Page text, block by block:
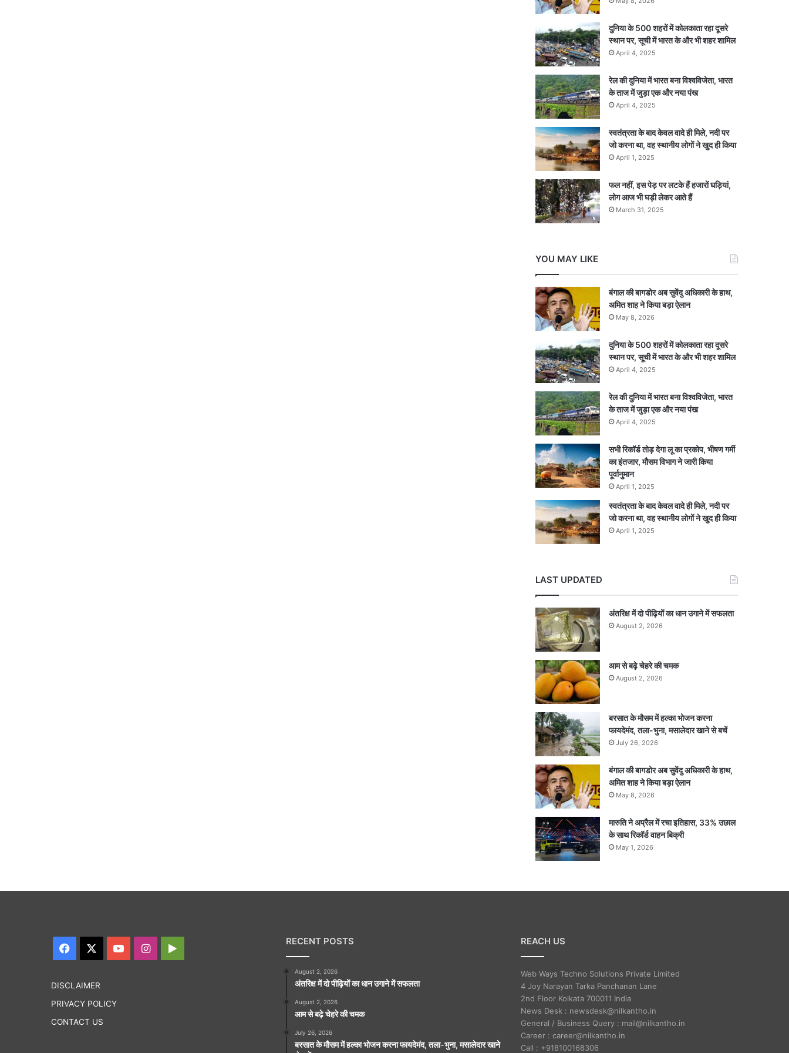
दुनिया के 500 शहरों में कोलकाता रहा दूसरे
स्थान पर, सूची में भारत के और भी शहर शामिल
April 4, 2025
रेल की दुनिया में भारत बना विश्वविजेता, भारत
के ताज में जुड़ा एक और नया पंख
April 4, 2025
स्वतंत्रता के बाद केवल वादे ही मिले, नदी पर
जो करना था, वह स्थानीय लोगों ने खुद ही किया
April 1, 2025
फल नहीं, इस पेड़ पर लटके हैं हजारों घड़ियां,
लोग आज भी घड़ी लेकर आते हैं
March 31, 2025
YOU MAY LIKE
बंगाल की बागडोर अब सुवेंदु अधिकारी के हाथ,
अमित शाह ने किया बड़ा ऐलान
May 8, 2026
दुनिया के 500 शहरों में कोलकाता रहा दूसरे
स्थान पर, सूची में भारत के और भी शहर शामिल
April 4, 2025
रेल की दुनिया में भारत बना विश्वविजेता, भारत
के ताज में जुड़ा एक और नया पंख
April 4, 2025
सभी रिकॉर्ड तोड़ देगा लू का प्रकोप, भीषण गर्मी
का इंतजार, मौसम विभाग ने जारी किया
पूर्वानुमान
April 1, 2025
स्वतंत्रता के बाद केवल वादे ही मिले, नदी पर
जो करना था, वह स्थानीय लोगों ने खुद ही किया
April 1, 2025
LAST UPDATED
अंतरिक्ष में दो पीढ़ियों का धान उगाने में सफलता
August 2, 2026
आम से बढ़े चेहरे की चमक
August 2, 2026
बरसात के मौसम में हल्का भोजन करना
फायदेमंद, तला-भुना, मसालेदार खाने से बचें
July 26, 2026
बंगाल की बागडोर अब सुवेंदु अधिकारी के हाथ,
अमित शाह ने किया बड़ा ऐलान
May 8, 2026
मारुति ने अप्रैल में रचा इतिहास, 33% उछाल
के साथ रिकॉर्ड वाहन बिक्री
May 1, 2026
Facebook YouTubeInstagram
DISCLAIMER
PRIVACY POLICY
CONTACT US
RECENT POSTS
August 2, 2026
अंतरिक्ष में दो पीढ़ियों का धान उगाने में सफलता
August 2, 2026
आम से बढ़े चेहरे की चमक
July 26, 2026
बरसात के मौसम में हल्का भोजन करना फायदेमंद, तला-भुना, मसालेदार खाने
REACH US
Web Ways Techno Solutions Private Limited
4 Joy Narayan Tarka Panchanan Lane
2nd Floor Kolkata 700011 India
News Desk : newsdesk@nilkantho.in
General / Business Query : mail@nilkantho.in
Career : career@nilkantho.in
Call : +918100168306